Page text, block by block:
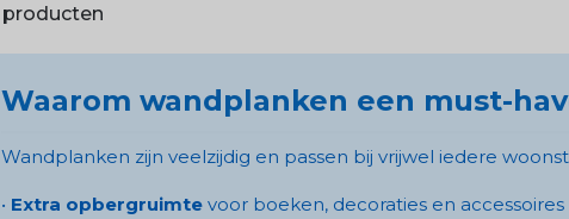
producten
Waarom wandplanken een must-
Wandplanken zijn veelzijdig en passen bij vrijwel iedere
• Extra opbergruimtevoor boeken, decoraties en accessoires